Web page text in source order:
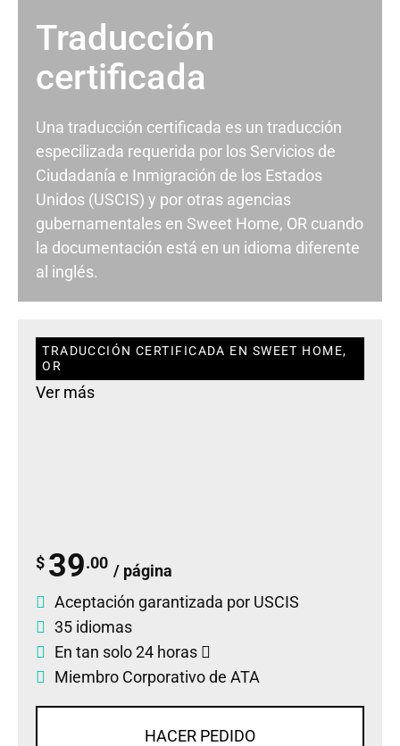
Traducción
certificada
Una traducción certificada es un traducción
especilizada requerida por los Servicios de
Ciudadanía e Inmigración de los Estados
Unidos (USCIS) y por otras agencias
gubernamentales en Sweet Home, OR cuando
la documentación está en un idioma diferente
al inglés.
TRADUCCIÓN CERTIFICADA EN SWEET HOME,
OR
Ver más
$ 39.00 / página
Aceptación garantizada por USCIS
35 idiomas
En tan solo 24 horas
Miembro Corporativo de ATA
HACER PEDIDO